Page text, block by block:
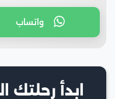
واتساب
ابدأ